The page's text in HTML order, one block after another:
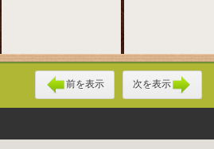
前を表示 次を表示